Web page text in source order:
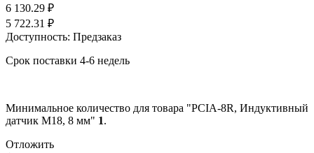
6 130.29 ₽
5 722.31 ₽
Доступность: Предзаказ
Срок поставки 4-6 недель
Минимальное количество для товара "PCIA-8R, Индуктивный
датчик М18, 8 мм" 1.
Отложить